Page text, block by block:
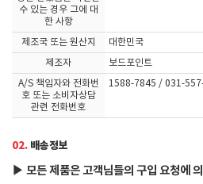
수 있는 경우 그에 대
한 사항
제조국 또는 원산지
대한민국
제조자
보드포인트
A/S 책임자와 전화번
호 또는 소비자상담
관련 전화번호
1588-7845 / 031-
02. 배송정보
▶ 모든 제품은 고객님들의 구입 요청에